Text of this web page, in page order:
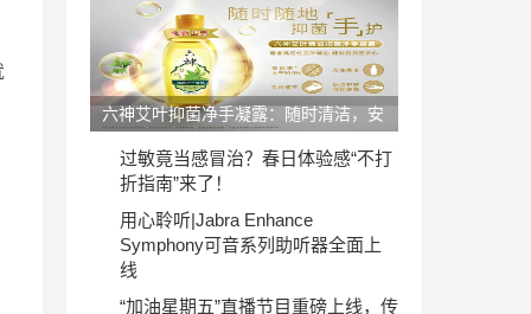
六神艾叶抑菌净手凝露：随时清洁，安
心备至
过敏竟当感冒治？春日体验感“不打
折指南”来了！
用心聆听|Jabra Enhance
Symphony可音系列助听器全面上
线
“加油星期五”直播节目重磅上线，传